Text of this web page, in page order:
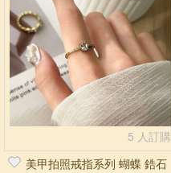
5 人訂購
美甲拍照戒指系列 蝴蝶 鋯石